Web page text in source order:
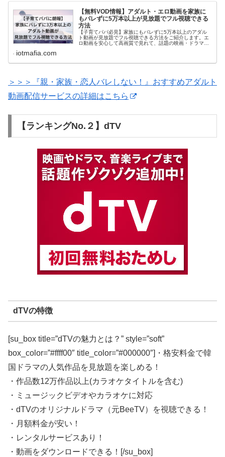
【無料VOD情報】アダルト・エロ動画を家族に
もバレずに5万本以上が見放題でフル視聴できる
方法
【子育てパパ必見】家族にもバレずに5万本以上のアダル
ト動画が見放題でフル視聴できる方法をご紹介します。エ
ロ動画を安心して高画質で見れて、話題の映画・ドラマ・
iotmafia.com
＞＞＞『親・家族・恋人バレしない！』おすすめアダルト
動画配信サービスの詳細はこちら
【ランキングNo.２】dTV
dTVの特徴
[su_box title=”dTVの魅力とは？” style=”soft”
box_color=”#ffff00″ title_color=”#000000″]・格安料金で韓
国ドラマの人気作品を見放題を楽しめる！
・作品数12万作品以上(カラオケタイトルを含む)
・ミュージックビデオやカラオケに対応
・dTVのオリジナルドラマ（元BeeTV）を視聴できる！
・月額料金が安い！
・レンタルサービスあり！
・動画をダウンロードできる！[/su_box]